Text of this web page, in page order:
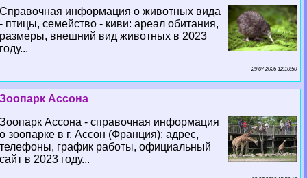
Справочная информация о животных вида
- птицы, семейство - киви: ареал обитания,
размеры, внешний вид животных в 2023
году...
29 07 2026 12:10:50
Зоопарк Ассона
Зоопарк Ассона - справочная информация
о зоопарке в г. Ассон (Франция): адрес,
телефоны, график работы, официальный
сайт в 2023 году...